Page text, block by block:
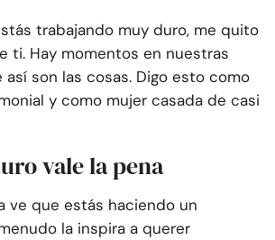
trabajando muy duro, me quito
ti. Hay momentos en nuestras
son las cosas. Digo esto como
y como mujer casada de casi
vale la pena
ve que estás haciendo un
la inspira a querer